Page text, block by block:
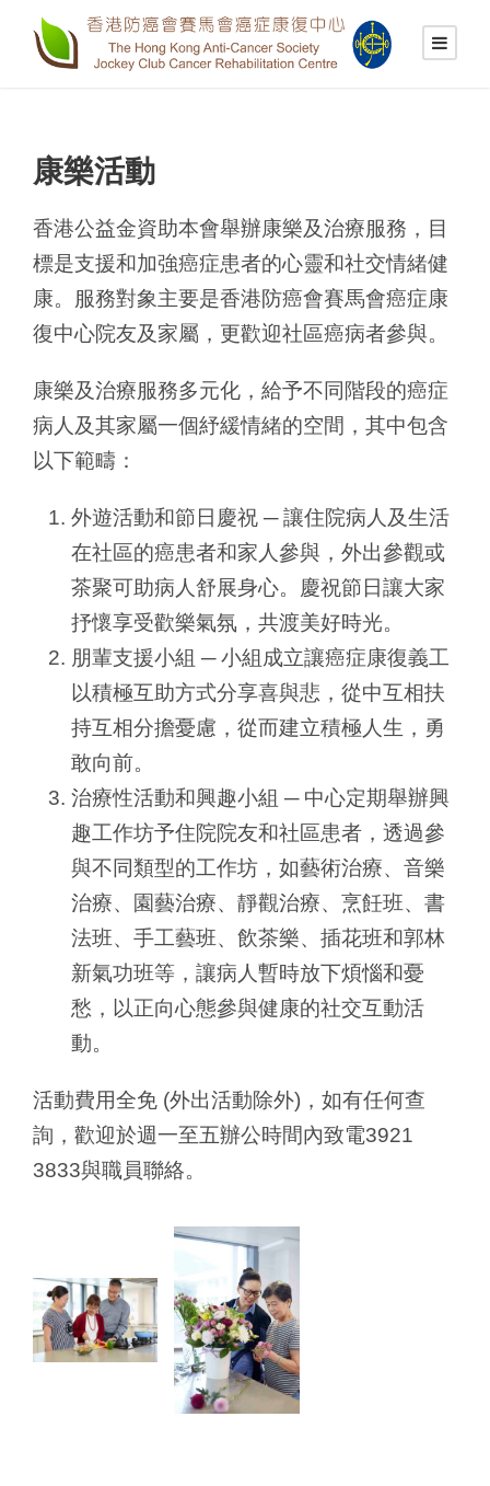
康樂活動
香港公益金資助本會舉辦康樂及治療服務，目
標是支援和加強癌症患者的心靈和社交情緒健
康。服務對象主要是香港防癌會賽馬會癌症康
復中心院友及家屬，更歡迎社區癌病者參與。
康樂及治療服務多元化，給予不同階段的癌症
病人及其家屬一個紓緩情緒的空間，其中包含
以下範疇：
外遊活動和節日慶祝 ─ 讓住院病人及生活
在社區的癌患者和家人參與，外出參觀或
茶聚可助病人舒展身心。慶祝節日讓大家
抒懷享受歡樂氣氛，共渡美好時光。
朋輩支援小組 ─ 小組成立讓癌症康復義工
以積極互助方式分享喜與悲，從中互相扶
持互相分擔憂慮，從而建立積極人生，勇
敢向前。
治療性活動和興趣小組 ─ 中心定期舉辦興
趣工作坊予住院院友和社區患者，透過參
與不同類型的工作坊，如藝術治療、音樂
治療、園藝治療、靜觀治療、烹飪班、書
法班、手工藝班、飲茶樂、插花班和郭林
新氣功班等，讓病人暫時放下煩惱和憂
愁，以正向心態參與健康的社交互動活
動。
活動費用全免 (外出活動除外)，如有任何查
詢，歡迎於週一至五辦公時間內致電3921
3833與職員聯絡。